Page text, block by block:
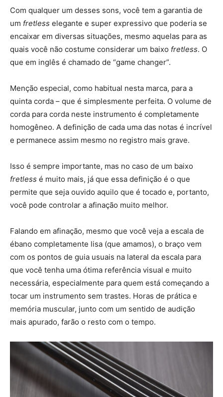
Com qualquer um desses sons, você tem a garantia de
um fretless elegante e super expressivo que poderia se
encaixar em diversas situações, mesmo aquelas para as
quais você não costume considerar um baixo fretless. O
que em inglês é chamado de “game changer”.
Menção especial, como habitual nesta marca, para a
quinta corda – que é simplesmente perfeita. O volume de
corda para corda neste instrumento é completamente
homogêneo. A definição de cada uma das notas é incrível
e permanece assim mesmo no registro mais grave.
Isso é sempre importante, mas no caso de um baixo
fretless é muito mais, já que essa definição é o que
permite que seja ouvido aquilo que é tocado e, portanto,
você pode controlar a afinação muito melhor.
Falando em afinação, mesmo que você veja a escala de
ébano completamente lisa (que amamos), o braço vem
com os pontos de guia usuais na lateral da escala para
que você tenha uma ótima referência visual e muito
necessária, especialmente para quem está começando a
tocar um instrumento sem trastes. Horas de prática e
memória muscular, junto com um sentido de audição
mais apurado, farão o resto com o tempo.